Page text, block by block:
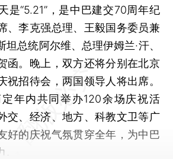
“5.21”，是中巴建交70周年纪
、李克强总理、王毅国务委员兼
总统阿尔维、总理伊姆兰·汗、
函。晚上，双方还将分别在北京
祝招待会，两国领导人将出席。
年内共同举办120余场庆祝活
交、经济、地方、科教文卫等广
好的庆祝气氛贯穿全年，为中巴